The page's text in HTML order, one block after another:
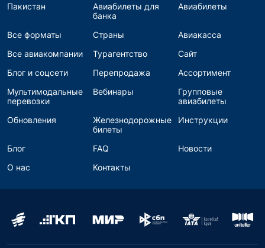
Пакистан
Авиабилеты для
банка
Авиабилеты
Все форматы Страны
Авиакасса
Все авиакомпании
Турагентство
Сайт
Блог и соцсети
Перепродажа
Ассортимент
Мультимодальные
перевозки
Вебинары
Групповые
авиабилеты
Обновления
Железнодорожные
билеты
Инструкции
Блог FAQ
Новости
О нас
Контакты